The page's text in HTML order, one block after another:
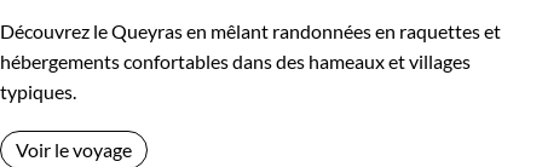
Découvrez le Queyras en mêlant randonnées en raquettes et
hébergements confortables dans des hameaux et villages
typiques.
Voir le voyage